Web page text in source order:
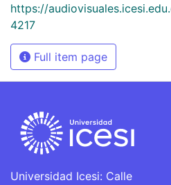
https://
4217
Full item page
Universidad Icesi: Calle